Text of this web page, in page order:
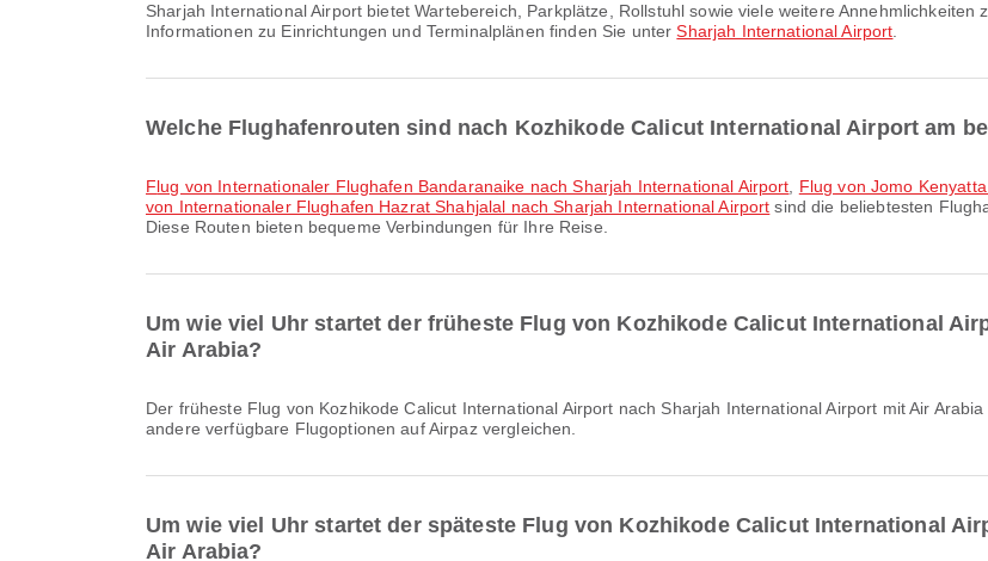
Sharjah International Airport bietet Wartebereich, Parkplätze, Rollstuhl sowie viele weitere Annehmlichkeiten zur Verbesserung Ihres Reiseerlebnisses. Detaillierte
Informationen zu Einrichtungen und Terminalplänen finden Sie unterSharjah International Airport
Welche Flughafenrouten sind nach Kozhikode Calicut International Airport am
Flug von Internationaler Flughafen Bandaranaike nach Sharjah International Airport Flug von Jomo
von Internationaler Flughafen Hazrat Shahjalal nach Sharjah International Airport sind die beliebtesten
Diese Routen bieten bequeme Verbindungen für Ihre Reise.
Um wie viel Uhr startet der früheste Flug von Kozhikode Calicut International
Air Arabia?
Der früheste Flug von Kozhikode Calicut International Airport nach Sharjah International Airport mit Air Arabia startet um 03:40. Sie können diesen Flugplan einsehen und
andere verfügbare Flugoptionen auf Airpaz vergleichen.
Um wie viel Uhr startet der späteste Flug von Kozhikode Calicut International
Air Arabia?